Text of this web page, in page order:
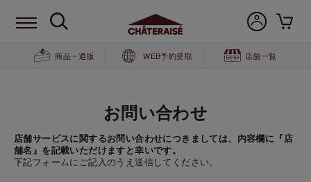
商品・通販 WEB予約受取 店舗一覧
お問い合わせ
店舗サービスに関するお問い合わせにつきましては、内容欄に『店
舗名』を記載いただけますと幸いです。
下記フォームにご記入のうえ送信してください。